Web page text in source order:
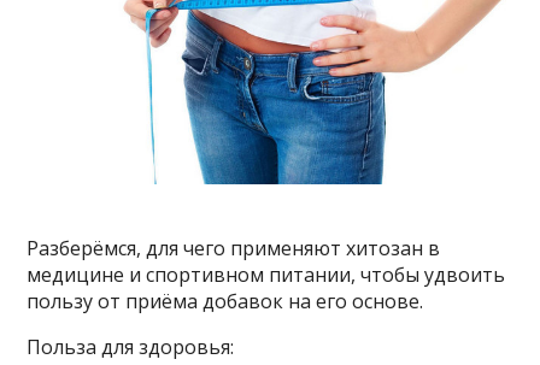
Разберёмся, для чего применяют хитозан в
медицине и спортивном питании, чтобы удвоить
пользу от приёма добавок на его основе.
Польза для здоровья: